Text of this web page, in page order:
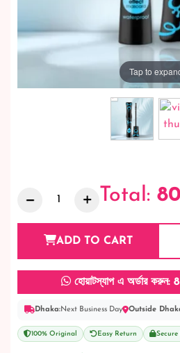
Tap to
Total:
ADD TO CART
হোয়াটস্যাপ এ অর্ডার
Dhaka:Next Business Day Outside
100% Original Easy Return Secure